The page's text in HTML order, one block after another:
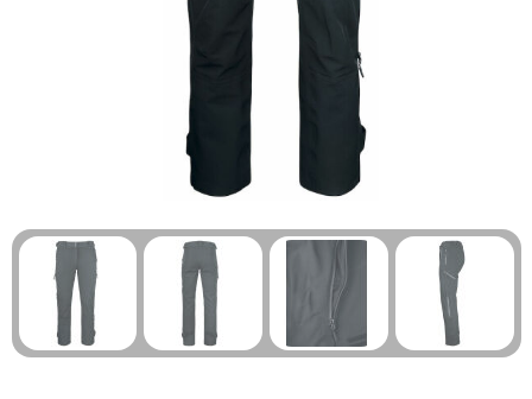
Technologie & Gadgets
Outdoor & Vrije tijd
Pennen & Schrijfwaren
Tassen & Reizen
Gezondheid & Welzijn
Eten & Drinken